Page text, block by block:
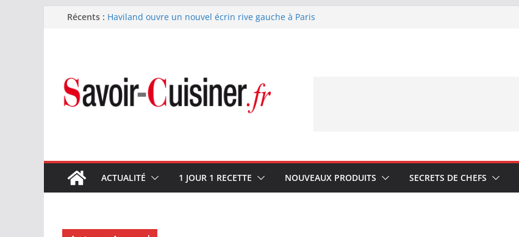
PasserRécents : Haviland ouvre un nouvel écrin rive gauche à Paris
Fête des Pères : le digestif se fait gourmand avec Laphroaig
et Arnaud Larher
Catawiki met aux enchères un whisky japonais Karuizawa
ACTUALITÉ 1 JOUR 1 RECETTE NOUVEAUX PRODUITS SECRETS DE CHEFS